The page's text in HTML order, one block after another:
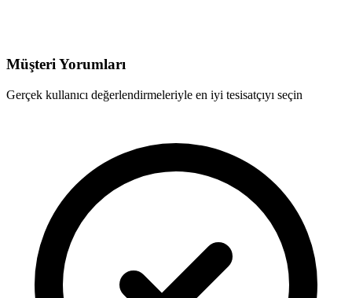
Müşteri Yorumları
Gerçek kullanıcı değerlendirmeleriyle en iyi tesisatçıyı seçin